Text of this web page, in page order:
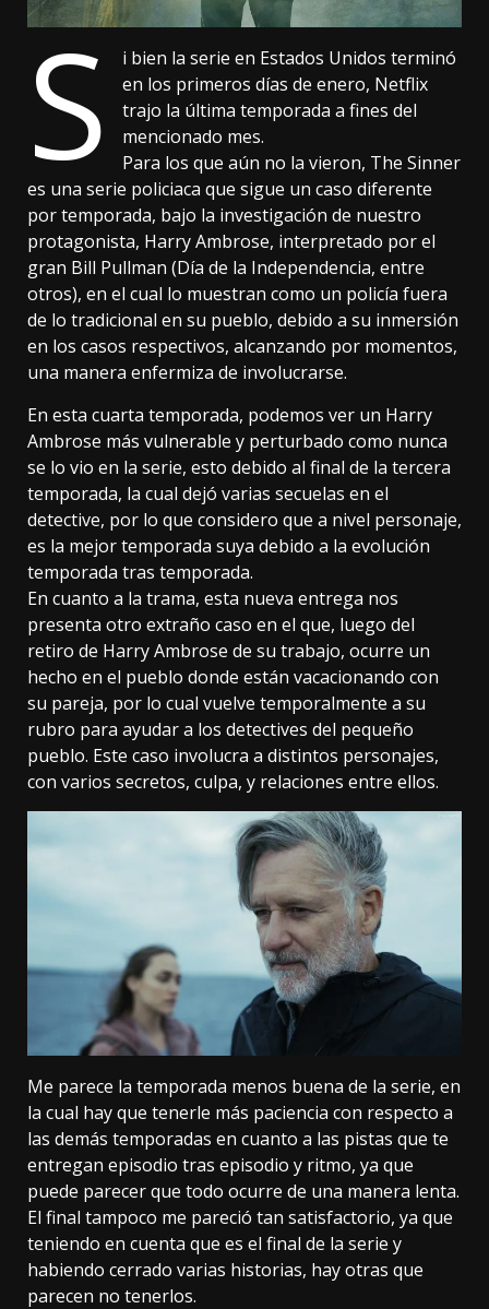
S
i bien la serie en Estados Unidos terminó
en los primeros días de enero, Netflix
trajo la última temporada a fines del
mencionado mes.
Para los que aún no la vieron, The Sinner
es una serie policiaca que sigue un caso diferente
por temporada, bajo la investigación de nuestro
protagonista, Harry Ambrose, interpretado por el
gran Bill Pullman (Día de la Independencia, entre
otros), en el cual lo muestran como un policía fuera
de lo tradicional en su pueblo, debido a su inmersión
en los casos respectivos, alcanzando por momentos,
una manera enfermiza de involucrarse.
En esta cuarta temporada, podemos ver un Harry
Ambrose más vulnerable y perturbado como nunca
se lo vio en la serie, esto debido al final de la tercera
temporada, la cual dejó varias secuelas en el
detective, por lo que considero que a nivel personaje,
es la mejor temporada suya debido a la evolución
temporada tras temporada.
En cuanto a la trama, esta nueva entrega nos
presenta otro extraño caso en el que, luego del
retiro de Harry Ambrose de su trabajo, ocurre un
hecho en el pueblo donde están vacacionando con
su pareja, por lo cual vuelve temporalmente a su
rubro para ayudar a los detectives del pequeño
pueblo. Este caso involucra a distintos personajes,
con varios secretos, culpa, y relaciones entre ellos.
Me parece la temporada menos buena de la serie, en
la cual hay que tenerle más paciencia con respecto a
las demás temporadas en cuanto a las pistas que te
entregan episodio tras episodio y ritmo, ya que
puede parecer que todo ocurre de una manera lenta.
El final tampoco me pareció tan satisfactorio, ya que
teniendo en cuenta que es el final de la serie y
habiendo cerrado varias historias, hay otras que
parecen no tenerlos.